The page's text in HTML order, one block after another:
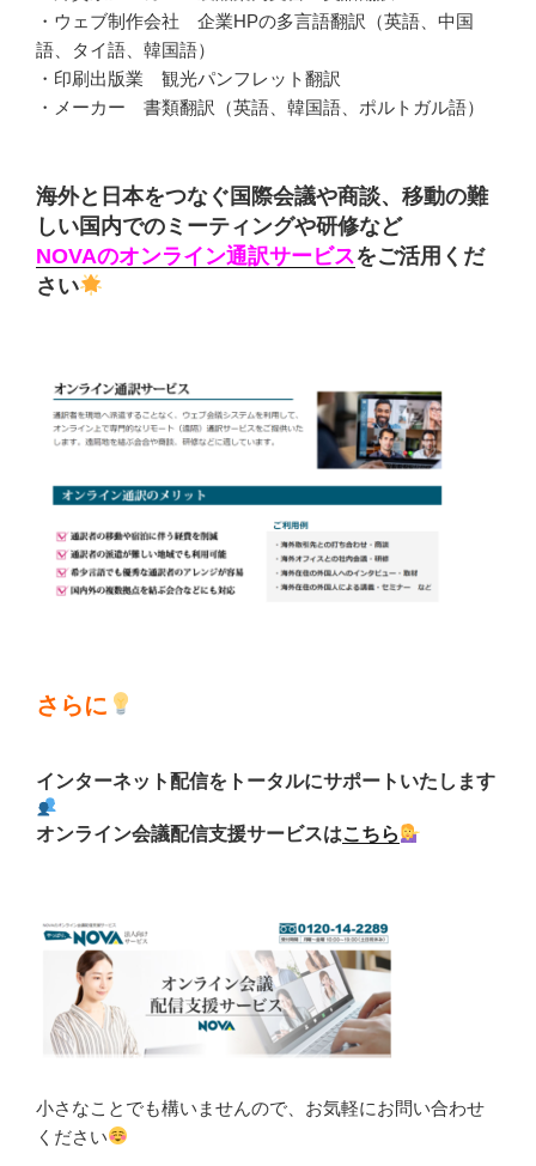
・ウェブ制作会社 企業HPの多言語翻訳（英語、中国
語、タイ語、韓国語）
・印刷出版業 観光パンフレット翻訳
・メーカー 書類翻訳（英語、韓国語、ポルトガル語）
海外と日本をつなぐ国際会議や商談、移動の難
しい国内でのミーティングや研修など
NOVAのオンライン通訳サービスをご活用くだ
さい
さらに
インターネット配信をトータルにサポートいたします
オンライン会議配信支援サービスはこちら
小さなことでも構いませんので、お気軽にお問い合わせ
ください